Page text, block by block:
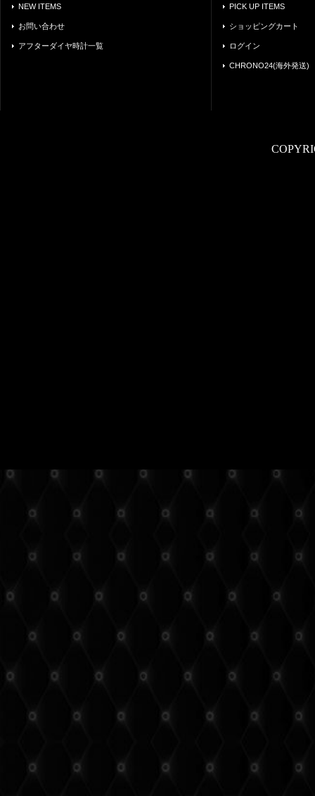
NEW ITEMS
お問い合わせ
アフターダイヤ時計一覧
PICK UP ITEMS
ショッピングカート
ログイン
CHRONO24(海外発送)